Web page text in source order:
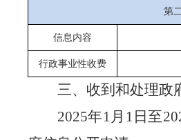
第
信息内容
行政事业性收费
三、收到和处理政
2025年1月1日至